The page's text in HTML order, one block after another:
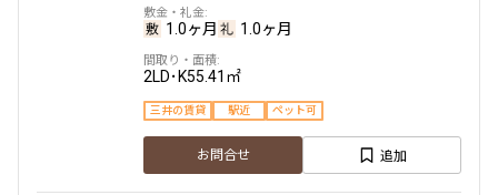
1.0ヶ月 1.0ヶ月
2LD･K55.41㎡
三井の賃貸 駅近 ペット可
お問合せ 追加